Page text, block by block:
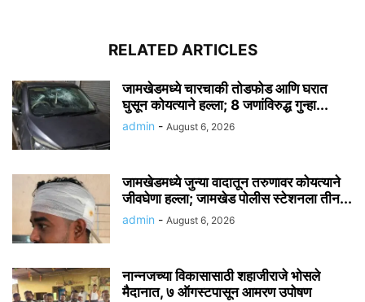
RELATED ARTICLES
जामखेडमध्ये चारचाकी तोडफोड आणि घरात
घुसून कोयत्याने हल्ला; 8 जणांविरुद्ध गुन्हा...
admin - August 6, 2026
जामखेडमध्ये जुन्या वादातून तरुणावर कोयत्याने
जीवघेणा हल्ला; जामखेड पोलीस स्टेशनला तीन...
admin - August 6, 2026
नान्नजच्या विकासासाठी शहाजीराजे भोसले
मैदानात, ७ ऑगस्टपासून आमरण उपोषण